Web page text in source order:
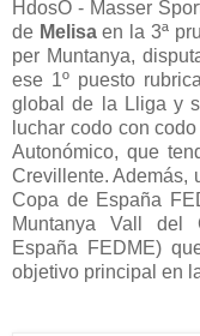
HdosO - Masser
de Melisaen la 3ª
per Muntanya,
ese 1º puesto
global de la Lliga y
luchar codo con
Autonómico, que
Crevillente. Además,
Copa de España
Muntanya Vall del
España FEDME)
objetivo principal en